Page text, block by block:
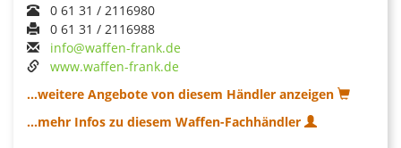
0 61 31 / 2116980
0 61 31 / 2116988
info@waffen-frank.de
www.waffen-frank.de
...weitere Angebote von diesem Händler anzeigen
...mehr Infos zu diesem Waffen-Fachhändler